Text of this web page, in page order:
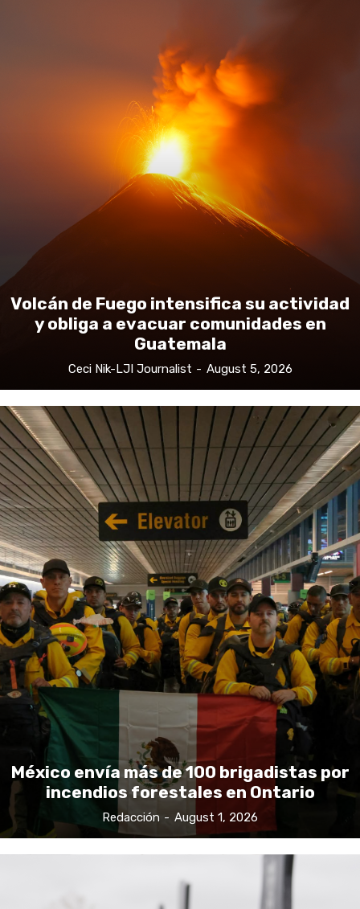
Volcán de Fuego intensifica su actividad
y obliga a evacuar comunidades en
Guatemala
Ceci Nik-LJI Journalist - August 5, 2026
México envía más de 100 brigadistas por
incendios forestales en Ontario
Redacción - August 1, 2026